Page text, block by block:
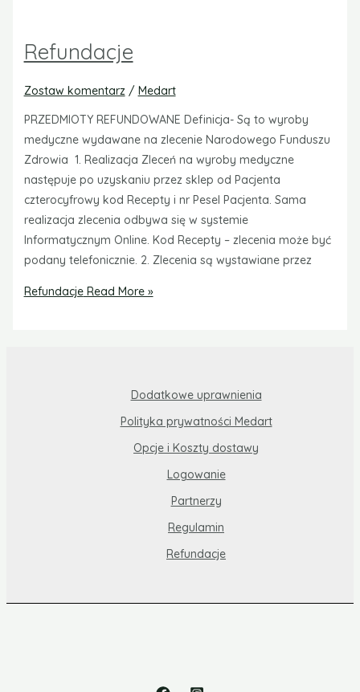
Refundacje
Zostaw komentarz / Medart
PRZEDMIOTY REFUNDOWANE Definicja- Są to wyroby
medyczne wydawane na zlecenie Narodowego Funduszu
Zdrowia 1. Realizacja Zleceń na wyroby medyczne
następuje po uzyskaniu przez sklep od Pacjenta
czterocyfrowy kod Recepty i nr Pesel Pacjenta. Sama
realizacja zlecenia odbywa się w systemie
Informatycznym Online. Kod Recepty – zlecenia może być
podany telefonicznie. 2. Zlecenia są wystawiane przez
RefundacjeRead More »
Dodatkowe uprawnienia
Polityka prywatności Medart
Opcje i Koszty dostawy
Logowanie
Partnerzy
Regulamin
Refundacje